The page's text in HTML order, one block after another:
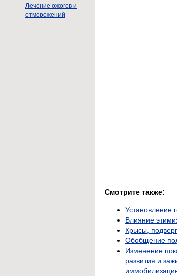
Лечение ожогов и
отморожений
Смотрите также:
Установление
Влияние
Крысы,
Обобщение
Изменение
развития и